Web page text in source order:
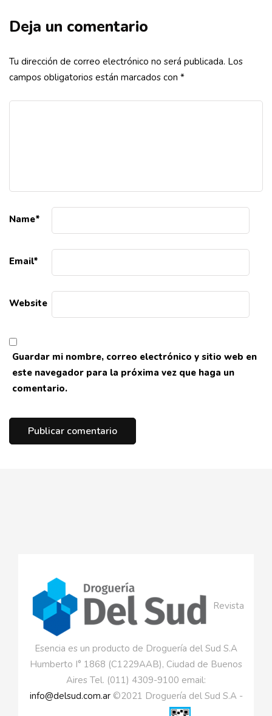
Deja un comentario
Tu dirección de correo electrónico no será publicada. Los
campos obligatorios están marcados con *
Name*
Email*
Website
Guardar mi nombre, correo electrónico y sitio web en
este navegador para la próxima vez que haga un
comentario.
Revista
Esencia es un producto de Droguería del Sud S.A
Humberto I° 1868 (C1229AAB), Ciudad de Buenos
Aires Tel. (011) 4309-9100 email:
info@delsud.com.ar©2021 Droguería del Sud S.A -